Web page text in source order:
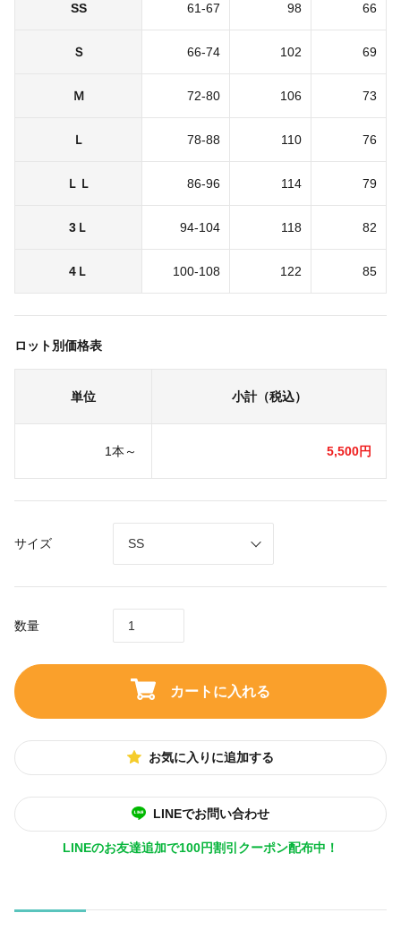
SS 61-67 98 66
Ｓ 66-74 102 69
Ｍ 72-80 106 73
Ｌ 78-88 110 76
ＬＬ 86-96 114 79
3Ｌ 94-104 118 82
4Ｌ 100-108 122 85
ロット別価格表
単位 小計（税込）
1本～ 5,500円
サイズ
数量
カートに入れる
お気に入りに追加する
LINEでお問い合わせ
LINEのお友達追加で100円割引クーポン配布中！